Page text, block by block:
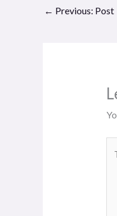
← Previous: Post